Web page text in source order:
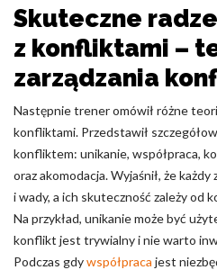
Skuteczne
z konfliktami –
zarządzania
Następnie trener omówił różne
konfliktami. Przedstawił
konfliktem: unikanie, współpraca,
oraz akomodacja. Wyjaśnił, że
i wady, a ich skuteczność zależy
Na przykład, unikanie może być
konflikt jest trywialny i nie warto
Podczas gdywspółpraca jest